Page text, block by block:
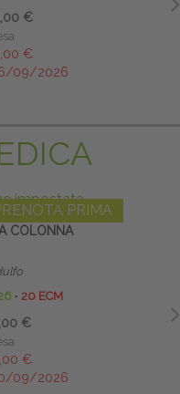
€
€
09/2026
PRIMA
COLONNA
∙ 20 ECM
€
€
09/2026